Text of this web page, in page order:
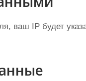
ваш IP будет